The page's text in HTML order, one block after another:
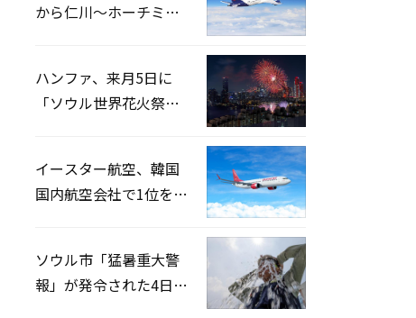
から仁川〜ホーチミン
ハンファ、来月5日に
「ソウル世界花火祭り
イースター航空、韓国
国内航空会社で1位を記
ソウル市「猛暑重大警
報」が発令された4日、